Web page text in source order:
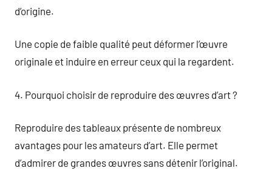
d’origine.
Une copie de faible qualité peut déformer l’œuvre
originale et induire en erreur ceux qui la regardent.
4. Pourquoi choisir de reproduire des œuvres d’art ?
Reproduire des tableaux présente de nombreux
avantages pour les amateurs d’art. Elle permet
d’admirer de grandes œuvres sans détenir l’original.